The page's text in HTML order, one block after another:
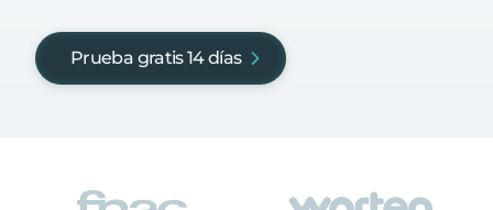
Prueba gratis 14 días